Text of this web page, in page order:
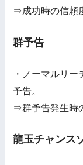
⇒成功時の信頼
群予告
・ノーマルリ
予告。
⇒群予告発生時
龍玉チャンス